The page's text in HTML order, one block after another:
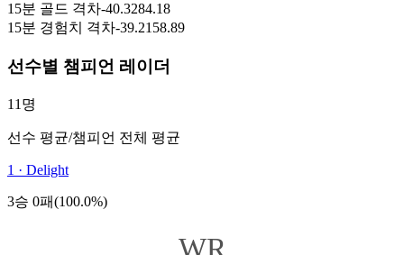
15분 골드 격차-40.3284.18
15분 경험치 격차-39.21 58.89
선수별 챔피언 레이더
11명
선수 평균/챔피언 전체 평균
1 · Delight
3승 0패(100.0%)
WR